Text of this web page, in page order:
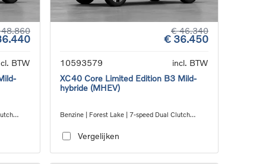
BTW
€ 46.340
€ 36.450
10593579
incl. BTW
XC40 Core Limited Edition B3 Mild-
hybride (MHEV)
Benzine | Forest Lake | 7-speed Dual Clutch
Vergelijken